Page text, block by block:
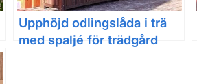
Upphöjd odlingslåda i trä
med spaljé för trädgård